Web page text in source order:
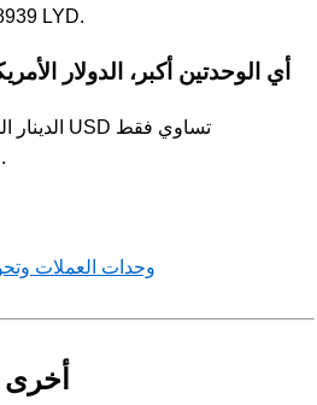
LYD.
أي الوحدتين أكبر، الدولار
وحدات العملات